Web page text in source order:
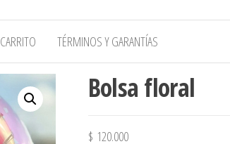
CARRITO TÉRMINOS Y GARANTÍAS
Bolsa floral
$ 120.000